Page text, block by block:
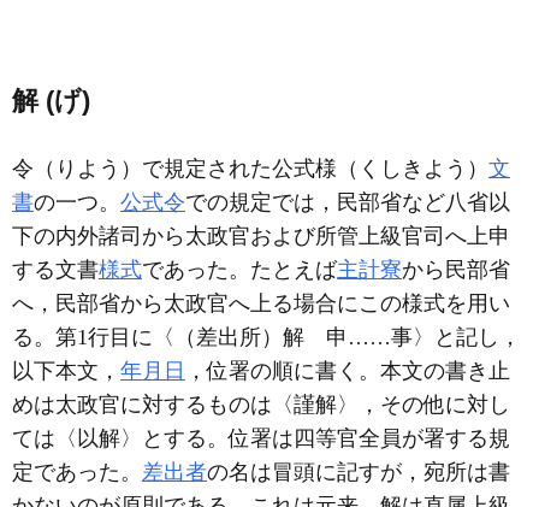
解 (げ)
令（りよう）で規定された公式様（くしきよう） 文
書の一つ。 公式令での規定では，民部省など八省以
下の内外諸司から太政官および所管上級官司へ上申
する文書様式であった。たとえば主計寮から民部省
へ，民部省から太政官へ上る場合にこの様式を用い
る。第1行目に〈（差出所）解 申……事〉と記し，
以下本文， 年月日 ，位署の順に書く。本文の書き止
めは太政官に対するものは〈謹解〉，その他に対し
ては〈以解〉とする。位署は四等官全員が署する規
定であった。 差出者の名は冒頭に記すが，宛所は書